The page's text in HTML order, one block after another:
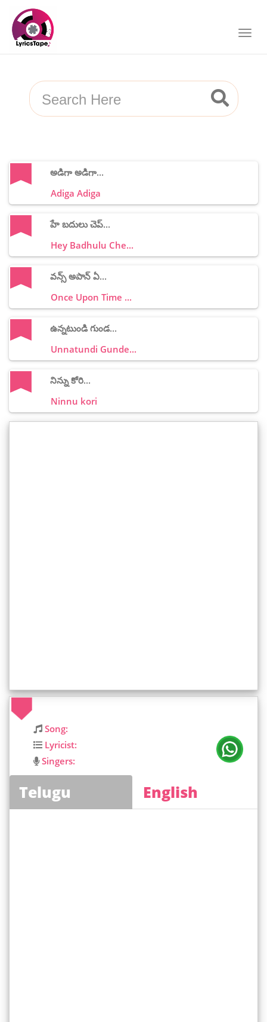
అడిగా అడిగా...
Adiga Adiga
హే బదులు చెప్...
Hey Badhulu Che...
వన్స్ అపాన్ ఏ...
Once Upon Time ...
ఉన్నటుండి గుండ...
Unnatundi Gunde...
నిన్ను కోరి...
Ninnu kori
Song:
Lyricist:
Singers:
Telugu English